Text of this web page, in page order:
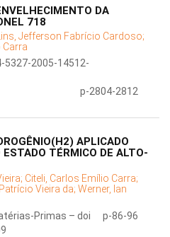
DA
718
Jefferson Fabrício Cardoso;
Carra
5327-2005-14512-
p-2804-2812
APLICADO
ESTADO TÉRMICO DE ALTO-
Citeli, Carlos Emílio Carra;
Vieira da; Werner, Ian
Primas – doi
p-86-96